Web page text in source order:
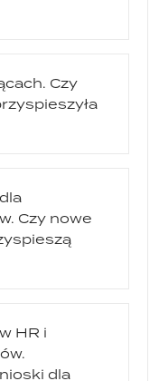
Czy
Czy nowe
HR i
dla